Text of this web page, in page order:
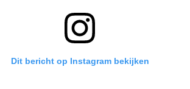
Dit bericht op Instagram bekijken